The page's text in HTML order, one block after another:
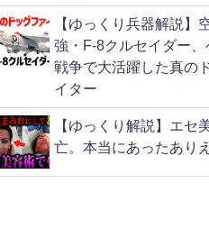
【ゆっくり兵器解説】
強・F-8クルセイダー、
戦争で大活躍した真の
イター
【ゆっくり解説】エセ
亡。本当にあったあり